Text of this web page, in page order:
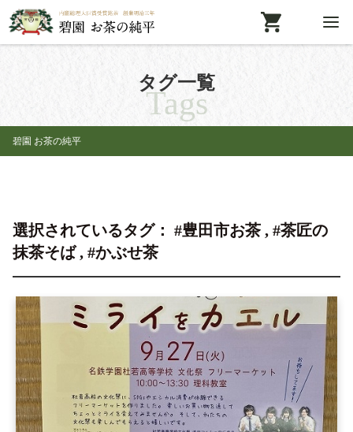
タグ一覧
Tags
碧園 お茶の純平
選択されているタグ： #豊田市お茶 , #茶匠の
抹茶そば , #かぶせ茶